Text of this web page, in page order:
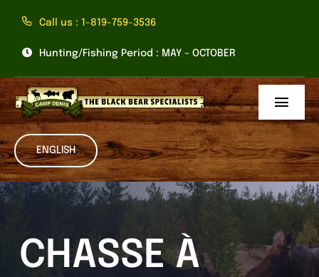
content
Call us : 1-819-759-3536
Hunting/Fishing Period : MAY – OCTOBER
Home
Nos Services
Cartes
ENGLISH
CHASSE À